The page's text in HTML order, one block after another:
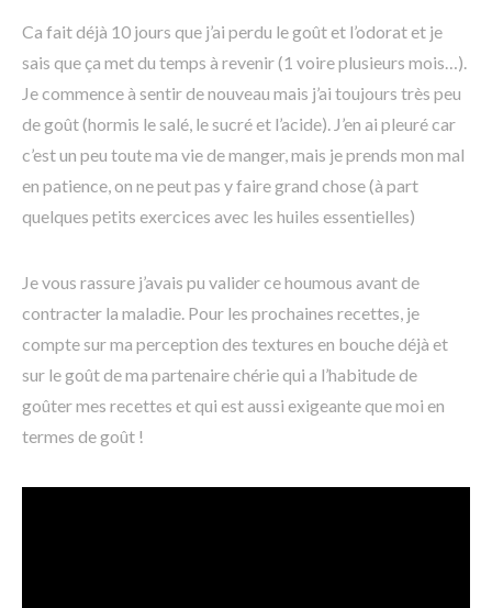
Ca fait déjà 10 jours que j’ai perdu le goût et l’odorat et je
sais que ça met du temps à revenir (1 voire plusieurs mois…).
Je commence à sentir de nouveau mais j’ai toujours très peu
de goût (hormis le salé, le sucré et l’acide). J’en ai pleuré car
c’est un peu toute ma vie de manger, mais je prends mon mal
en patience, on ne peut pas y faire grand chose (à part
quelques petits exercices avec les huiles essentielles)
Je vous rassure j’avais pu valider ce houmous avant de
contracter la maladie. Pour les prochaines recettes, je
compte sur ma perception des textures en bouche déjà et
sur le goût de ma partenaire chérie qui a l’habitude de
goûter mes recettes et qui est aussi exigeante que moi en
termes de goût !